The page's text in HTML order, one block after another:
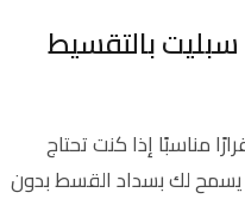
بالتقسيط
مناسبًا إذا كنت تحتاج
يسمح لك بسداد القسط بدون